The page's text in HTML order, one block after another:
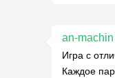
an-machin
Игра с
Каждое